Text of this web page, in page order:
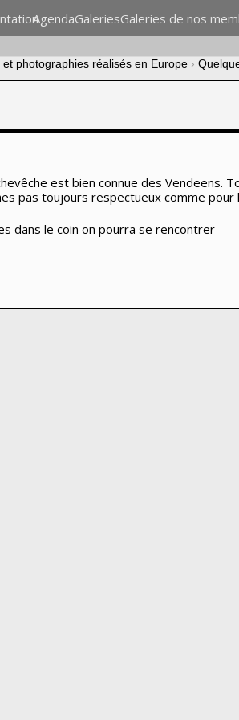
AgendaGaleriesGaleries de nos
et photographies réalisés en Europe ›
est bien connue des Vendeens.
pas toujours respectueux comme
dans le coin on pourra se rencontrer